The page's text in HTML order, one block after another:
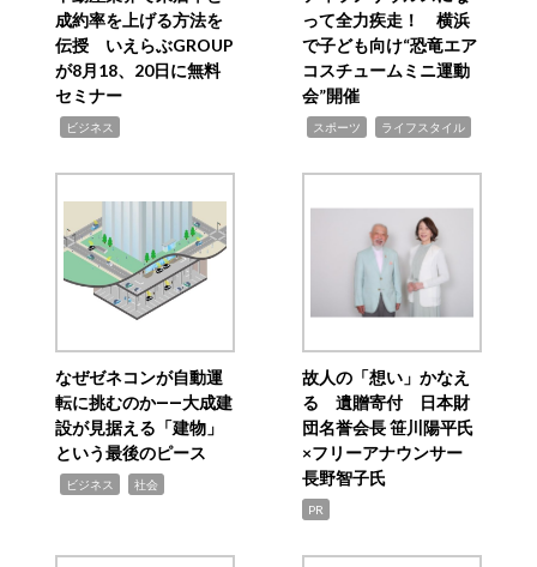
成約率を上げる方法を
伝授 いえらぶGROUP
が8月18、20日に無料
セミナー
ビジネス
って全力疾走！ 横浜
で子ども向け“恐竜エア
コスチュームミニ運動
会”開催
スポーツ ライフスタイル
なぜゼネコンが自動運
転に挑むのか――大成建
設が見据える「建物」
という最後のピース
ビジネス 社会
故人の「想い」かなえ
る 遺贈寄付 日本財
団名誉会長 笹川陽平氏
×フリーアナウンサー
長野智子氏
PR